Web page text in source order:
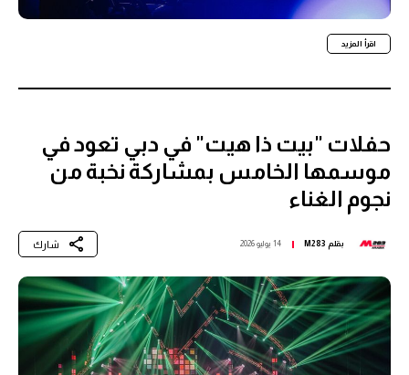
اقرأ المزيد
حفلات "بيت ذا هيت" في دبي تعود في
موسمها الخامس بمشاركة نخبة من
نجوم الغناء
بقلم M283 14 يوليو 2026 شارك